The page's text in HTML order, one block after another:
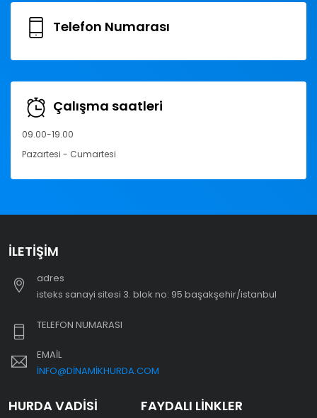
Telefon Numarası
Çalışma saatleri
09.00-19.00
Pazartesi - Cumartesi
İLETIŞIM
adres
i̇steks sanayi sitesi 3. blok no: 95 başakşehir/i̇stanbul
TELEFON NUMARASI
EMAIL
INFO@DINAMIKHURDA.COM
HURDA VADISI FAYDALI LINKLER